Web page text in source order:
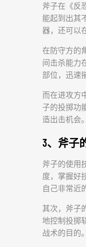
斧子在《反
能起到出其
器，还可以
在防守方的
间击杀能力
部位，迅速
而在进攻方
子的投掷功
造出击机会。
3、斧子
斧子的使用
度，掌握好
自己非常近
其次，斧子
地控制投掷
战术的目的